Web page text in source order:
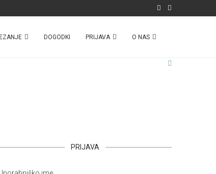
DOGODKI PRIJAVA O NAS
PRIJAVA